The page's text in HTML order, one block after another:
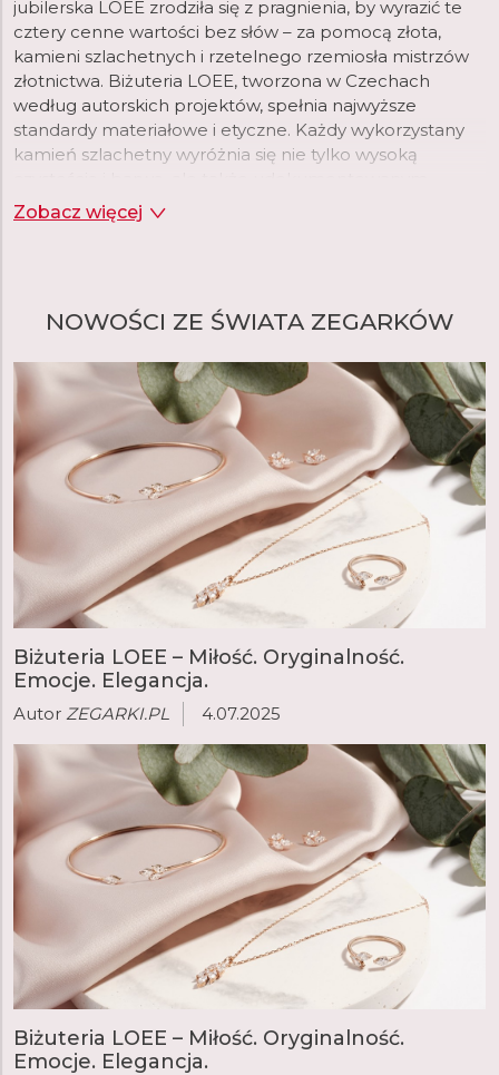
jubilerska LOEE zrodziła się z pragnienia, by wyrazić te
cztery cenne wartości bez słów – za pomocą złota,
kamieni szlachetnych i rzetelnego rzemiosła mistrzów
złotnictwa. Biżuteria LOEE, tworzona w Czechach
według autorskich projektów, spełnia najwyższe
standardy materiałowe i etyczne. Każdy wykorzystany
kamień szlachetny wyróżnia się nie tylko wysoką
pochodzeniem ze sprawdzonych źródeł. To samo
dotyczy złota. LOEE to złota biżuteria o
subtelne ozdoby, na przykład z kolekcji Essence, które
odważne modele z kolekcji Palette Diamonds, idealne
na chwile, które chcesz zapamiętać na zawsze. Oprócz
kolczyków, naszyjników, bransoletek, zawieszek i
pierścionków, w asortymencie znajdują się również
pierścionki zaręczynowe.
Zobacz więcej
NOWOŚCI ZE ŚWIATA ZEGARKÓW
Biżuteria LOEE – Miłość. Oryginalność.
Emocje. Elegancja.
Autor ZEGARKI.PL 4.07.2025
Biżuteria LOEE – Miłość. Oryginalność.
Emocje. Elegancja.